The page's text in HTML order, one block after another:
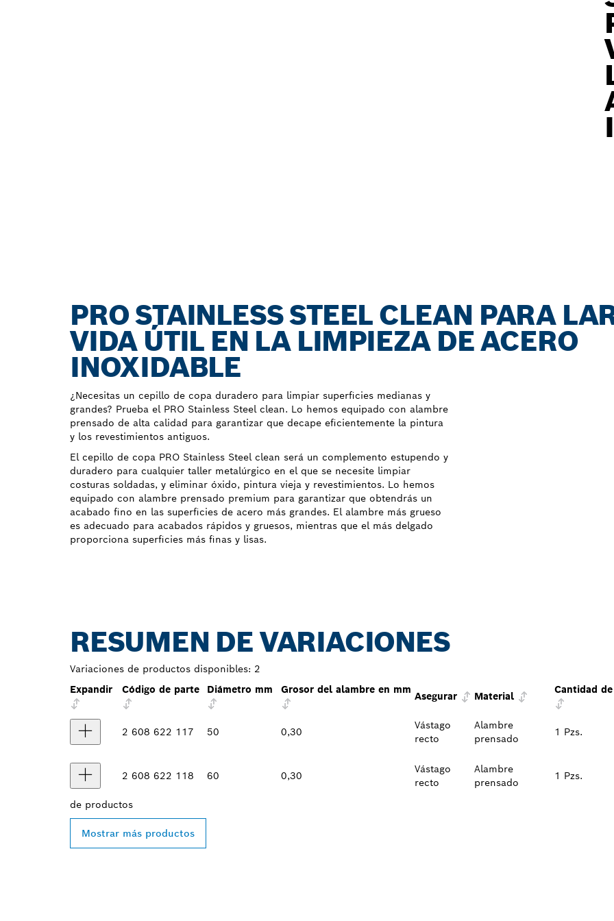
PRO STAINLESS STEEL CLEAN PARA
VIDA ÚTIL EN LA LIMPIEZA DE ACERO
INOXIDABLE
¿Necesitas un cepillo de copa duradero para limpiar superficies medianas y
grandes? Prueba el PRO Stainless Steel clean. Lo hemos equipado con alambre
prensado de alta calidad para garantizar que decape eficientemente la pintura
y los revestimientos antiguos.
El cepillo de copa PRO Stainless Steel clean será un complemento estupendo y
duradero para cualquier taller metalúrgico en el que se necesite limpiar
costuras soldadas, y eliminar óxido, pintura vieja y revestimientos. Lo hemos
equipado con alambre prensado premium para garantizar que obtendrás un
acabado fino en las superficies de acero más grandes. El alambre más grueso
es adecuado para acabados rápidos y gruesos, mientras que el más delgado
proporciona superficies más finas y lisas.
RESUMEN DE VARIACIONES
Variaciones de productos disponibles: 2
Expandir
Código de parte Diámetro mm Grosor del alambre en mm
Asegurar Material
Cantidad
2 608 622 117 50 0,30
Vástago
recto
Alambre
prensado
1 Pzs.
2 608 622 118 60 0,30
Vástago
recto
Alambre
prensado
1 Pzs.
de productos
Mostrar más productos